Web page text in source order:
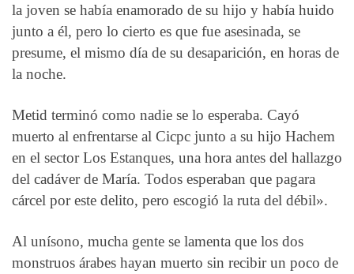
la joven se había enamorado de su hijo y había huido
junto a él, pero lo cierto es que fue asesinada, se
presume, el mismo día de su desaparición, en horas de
la noche.
Metid terminó como nadie se lo esperaba. Cayó
muerto al enfrentarse al Cicpc junto a su hijo Hachem
en el sector Los Estanques, una hora antes del hallazgo
del cadáver de María. Todos esperaban que pagara
cárcel por este delito, pero escogió la ruta del débil».
Al unísono, mucha gente se lamenta que los dos
monstruos árabes hayan muerto sin recibir un poco de